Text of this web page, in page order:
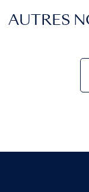
AUTRES